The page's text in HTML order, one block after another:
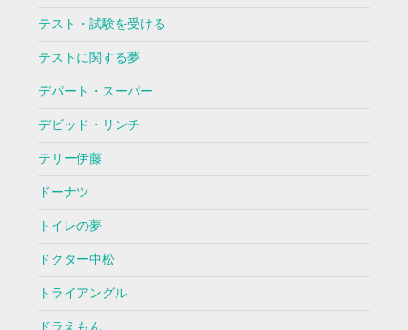
テスト・試験を受ける
テストに関する夢
デパート・スーパー
デビッド・リンチ
テリー伊藤
ドーナツ
トイレの夢
ドクター中松
トライアングル